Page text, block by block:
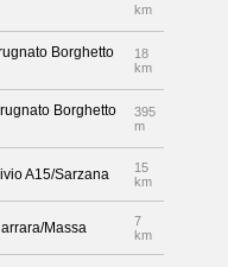
km
Borghetto
18
km
Borghetto
395
m
A15/Sarzana
15
km
Massa
7
km